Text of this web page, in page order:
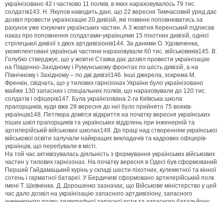
українізовано 42 і частково 11 полків, в яких нараховувалось 79 тис.
солдатів143. Н. Якупов наводить дані, що 22 вересня Тимчасовий уряд дає
дозвіл провести українізацію 20 дивізій, які повинні поповнюватись за
рахунок уже існуючих українських частин. А 3 жовтня Керенський підписав
наказ про поповнення солдатами-українцями 15 піхотних дивізій, однієї
стрілецької дивізії з двох артдивізіонів144. За даними О. Удовиченка,
укомплектовані українські частини нараховували 60 тис. військовиків145. В.
Голубко стверджує, що у жовтні Ставка дає дозвіл провести українізацію
на Південно-Західному і Румунському фронтах по шість дивізій, а на
Північному і Західному – по дві дивізії146. Інші джерела, зокрема М.
Френкін, свідчать, що у тилових гарнізонах України було українізовано
майже 130 запасних і спеціальних полків, що нараховували до 120 тис.
солдатів і офіцерів147. Була українізована 2-га Київська школа
прапорщиків, куди вже 28 вересня до неї було прийнято 75 вояків-
українців148. Петлюра домігся відкриття на початку вересня українських
піших шкіл прапорщиків та українських відділень при інженерній та
артилерійській військових школах149. До праці над створенням української
військової освіти залучали найкращих викладачів та кадрових офіцерів-
українців, що перебували в місті.
На той час активізувалась діяльність з формування українських військових
частин у тилових гарнізонах. На початку вересня в Одесі був сформований
Перший Гайдамацький курінь у складі шести піхотних, кулеметної та кінної
сотень і гарматної батареї. У Бердичеві сформовано артилерійський полк
імені Т. Шевченка. Д. Дорошенко зазначає, що Військове міністерство у цей
час дало дозвіл на українізацію запасного артдивізіону, запасного